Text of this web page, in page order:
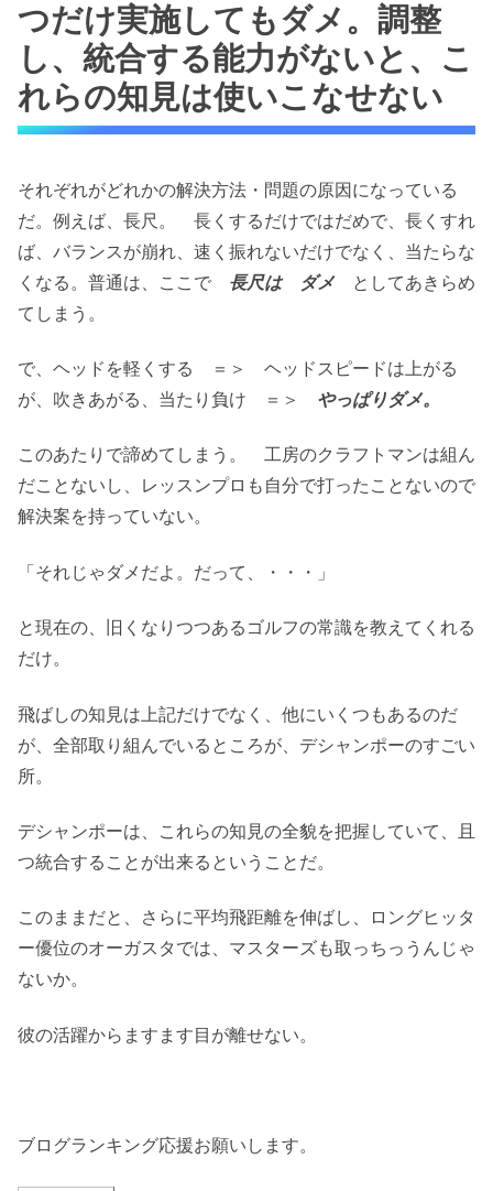
つだけ実施してもダメ。調整
し、統合する能力がないと、こ
れらの知見は使いこなせない
それぞれがどれかの解決方法・問題の原因になっている
だ。例えば、長尺。 長くするだけではだめで、長くすれ
ば、バランスが崩れ、速く振れないだけでなく、当たらな
くなる。普通は、ここで 長尺は ダメとしてあきらめ
てしまう。
で、ヘッドを軽くする ＝＞ ヘッドスピードは上がる
が、吹きあがる、当たり負け ＝＞ やっぱり ダメ。
このあたりで諦めてしまう。 工房のクラフトマンは組ん
だことないし、レッスンプロも自分で打ったことないので
解決案を持っていない。
「それじゃダメだよ。だって、・・・」
と現在の、旧くなりつつあるゴルフの常識を教えてくれる
だけ。
飛ばしの知見は上記だけでなく、他にいくつもあるのだ
が、全部取り組んでいるところが、デシャンポーのすごい
所。
デシャンポーは、これらの知見の全貌を把握していて、且
つ統合することが出来るということだ。
このままだと、さらに平均飛距離を伸ばし、ロングヒッタ
ー優位のオーガスタでは、マスターズも取っちっうんじゃ
ないか。
彼の活躍からますます目が離せない。
ブログランキング応援お願いします。